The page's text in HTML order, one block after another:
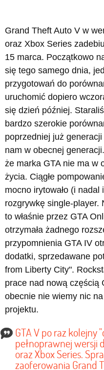
Grand Theft Auto V w
oraz Xbox Series
15 marca. Początkowo
się tego samego dnia,
przygotowań do
uruchomić dopiero
się dzień później.
bardzo szerokie
poprzedniej już
nam w obecnej
że marka GTA nie ma w
życia. Ciągłe
mocno irytowało (i
rozgrywkę single-player.
to właśnie przez GTA
otrzymała żadnego
przypomnienia GTA IV
dodatki, sprzedawane
from Liberty City".
prace nad nową częścią
obecnie nie wiemy nic
projektu.
GTA V po raz
pełnoprawnej wersji
oraz Xbox Series.
zaoferowania Grand